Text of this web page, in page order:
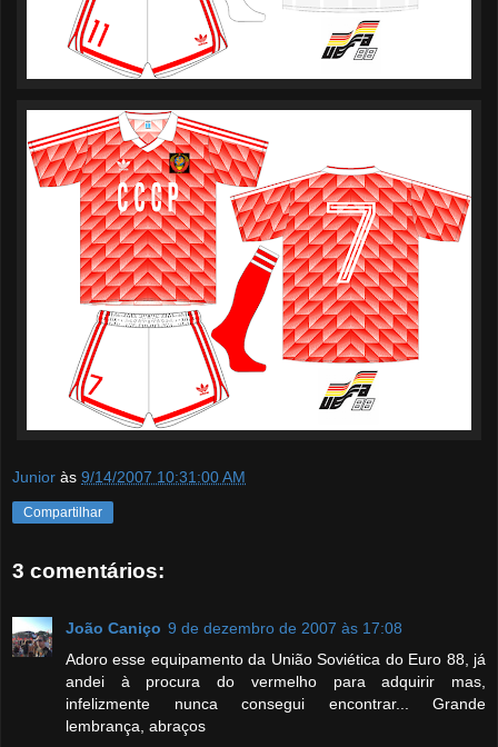
Junior às 9/14/2007 10:31:00 AM
Compartilhar
3 comentários:
João Caniço 9 de dezembro de 2007 às 17:08
Adoro esse equipamento da União Soviética do Euro 88, já
andei à procura do vermelho para adquirir mas,
infelizmente nunca consegui encontrar... Grande
lembrança, abraços